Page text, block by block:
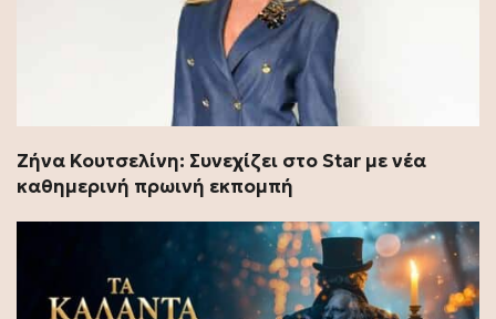
Ζήνα Κουτσελίνη: Συνεχίζει στο Star με νέα
καθημερινή πρωινή εκπομπή